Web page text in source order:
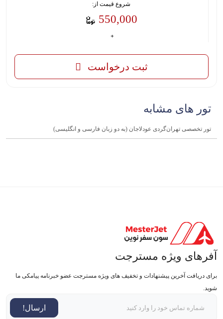
شروع قیمت از:
550,000
ثبت درخواست
تور های مشابه
تور تخصصی تهران‌گردی عودلاجان (به دو زبان فارسی و انگلیسی)
آفرهای ویژه مسترجت
برای دریافت آخرین پیشنهادات و تخفیف های ویژه مسترجت عضو خبرنامه پیامکی ما
شوید.
ارسال!